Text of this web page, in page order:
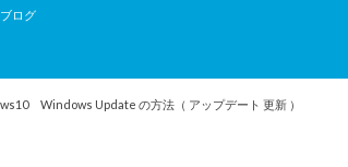
ログ
Windows Update の方法（ アップデート 更新 ）